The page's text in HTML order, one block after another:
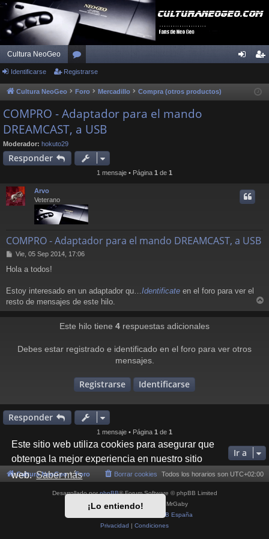
Este sitio web utiliza cookies para asegurar que
obtenga la mejor experiencia en nuestro sitio
web.Saber más
¡Lo entiendo!
Cultura NeoGeo
or
os ist
Identificarse Registrarse
Cultura NeoGeo Foro Mercadillo Compra (otros productos)
COMPRO - Adaptador para el mando
DREAMCAST, a USB
Moderador: hokuto29
Responder
1 mensaje • Página 1 de 1
Arvo
Veterano
COMPRO - Adaptador para el mando DREAMCAST, a USB
M
n
a
Vie, 05 Sep 2014, 17:06
Hola a todos!
Estoy interesado en un adaptador qu… Identificate en el foro para ver el
resto de mensajes de este hilo.
r
Este hilo tiene 4 respuestas adicionales
Debes estar registrado e identificado en el foro para ver otros
mensajes.
Registrarse Identificarse
Responder
1 mensaje • Página 1 de 1
Ir a
Cultura NeoGeo Foro Todos los horarios son UTC+02:00
Borrar cookies
Desarrollado porphpBB® Forum Software © phpBB Limited
Style por Arty- phpBB 3.3 por MrGaby
phpBB España
Privacidad | Condiciones